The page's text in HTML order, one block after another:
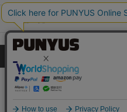
店舗一覧
プライバシーポリシー